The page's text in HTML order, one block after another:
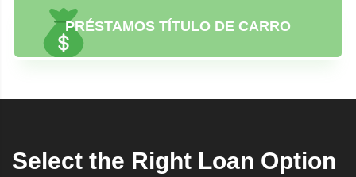
PRÉSTAMOS TÍTULO DE CARRO
Select the Right Loan Option